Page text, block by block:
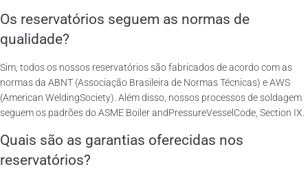
Os reservatórios seguem as normas de
qualidade?
Sim, todos os nossos reservatórios são fabricados de acordo com as
normas da ABNT (Associação Brasileira de Normas Técnicas) e AWS
(American WeldingSociety). Além disso, nossos processos de soldagem
seguem os padrões do ASME Boiler andPressureVesselCode, Section IX.
Quais são as garantias oferecidas nos
reservatórios?